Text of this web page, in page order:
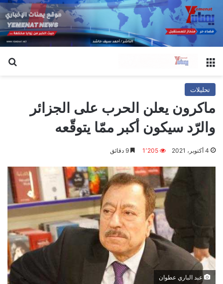
القائمة
تحليلات
ماكرون يعلن الحرب على الجزائر
والرّد سيكون أكبر ممّا يتوقّعه
4 أكتوبر، 2021 1٬205
عبد الباري عطوان